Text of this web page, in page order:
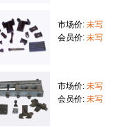
市场价: 未写
会员价: 未写
市场价: 未写
会员价: 未写